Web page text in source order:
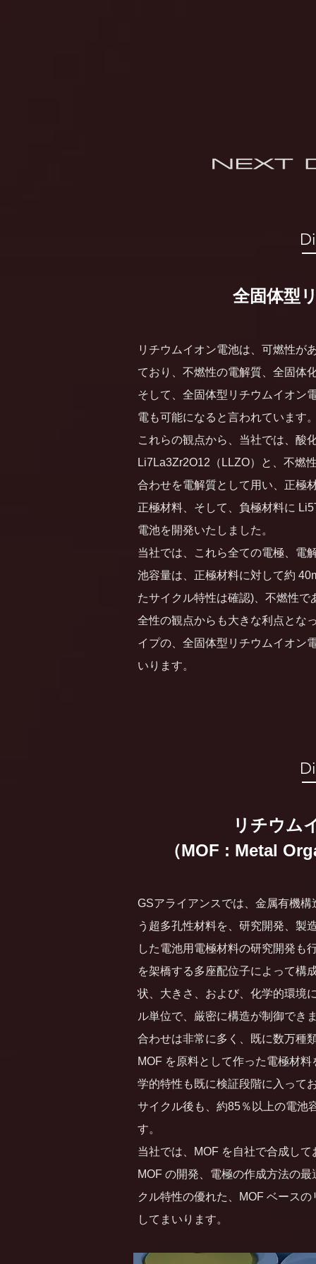
全固体型
リチウムイオン電池は、可燃性が
ており、不燃性の電解質、全固体
そして、全固体型リチウムイオン
電も可能になると言われています
これらの観点から、当社では、酸
Li7La3Zr2O12（LLZO）と、不燃
合わせを電解質として用い、正極
正極材料、そして、負極材料に
電池を開発いたしました。
当社では、これら全ての電極、電
池容量は、正極材料に対して約
たサイクル特性は確認)、不燃性
全性の観点からも大きな利点とな
イプの、全固体型リチウムイオン
いります。
リチウム
（MOF : Metal
GSアライアンスでは、金属有機
う超多孔性材料を、研究開発、製
した電池用電極材料の研究開発も
を架橋する多座配位子によって構
状、大きさ、および、化学的環境
ル単位で、厳密に構造が制御でき
合わせは非常に多く、既に数万種
MOF を原料として作った電極材
学的特性も既に検証段階に入って
サイクル後も、約85％以上の電池
す。
当社では、MOF を自社で合成し
MOF の開発、電極の作成方法の
クル特性の優れた、MOF ベース
してまいります。